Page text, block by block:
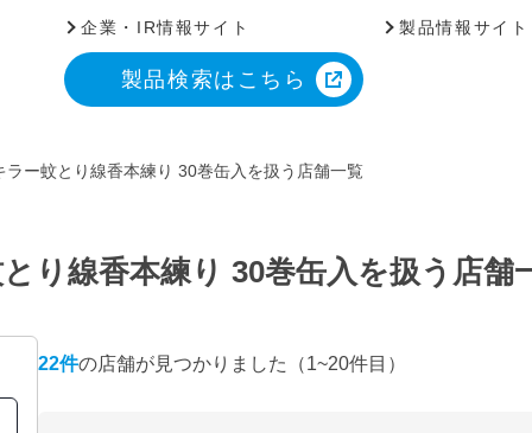
企業・IR情報サイト 製品情報サイト
製品検索はこちら
ラー蚊とり線香本練り 30巻缶入を扱う店舗一覧
り線香本練り 30巻缶入を扱う店舗
22件の店舗が見つかりました （1~20件目）